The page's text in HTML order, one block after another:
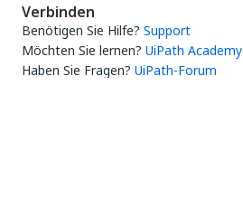
Verbinden
Benötigen Sie Hilfe? Support
Möchten Sie lernen? UiPath Academy
Haben Sie Fragen? UiPath-Forum